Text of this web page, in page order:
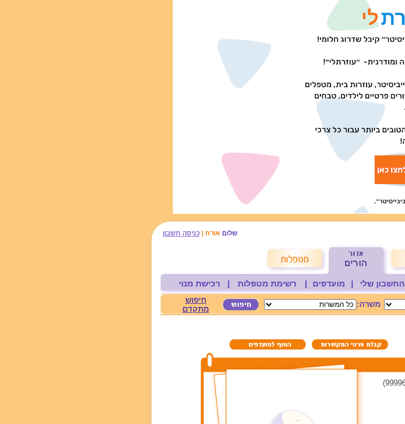
שלום אורח |כניסה חשבון
החשבון שלי | מועדפים | רשימת מטפלות | רכישת מנוי
משרה:
חיפוש
מתקדם